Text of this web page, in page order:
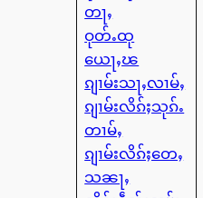
တႃႇ
ဝုတ်ႉထု
ယေႃႇၽ
ၵျၢမ်းသႃႇလၢမ်ႇ
ၵျၢမ်းလိၵ်ႈသုၵ်ႉ
တၢမ်ႇ
ၵျၢမ်းလိၵ်ႈတေႇ
သၼႃႇ